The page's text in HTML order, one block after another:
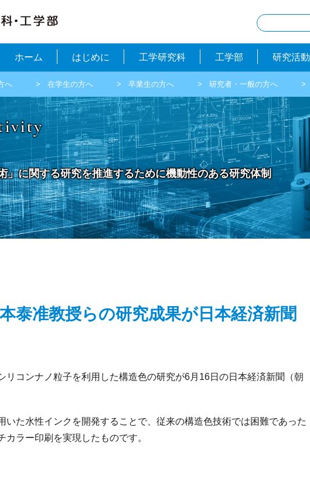
ホーム はじめに 工学研究科 工学部 研究活動
へ 在学生の方へ 卒業生の方へ 研究者・一般の方へ
」に関する研究を推進するために機動性のある研究体制
泰准教授らの研究成果が日本経済新聞
リコンナノ粒子を利用した構造色の研究が6月16日の日本経済新聞（朝
いた水性インクを開発することで、従来の構造色技術では困難であった
カラー印刷を実現したものです。